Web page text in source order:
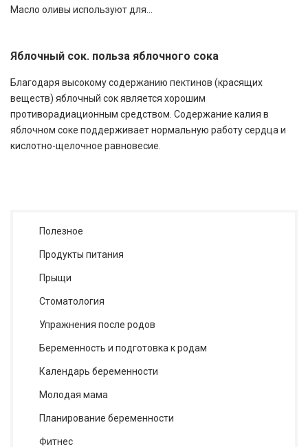
Масло оливы используют для...
Яблочный сок. польза яблочного сока
Благодаря высокому содержанию пектинов (красящих
веществ) яблочный сок является хорошим
противорадиационным средством. Содержание калия в
яблочном соке поддерживает нормальную работу сердца и
кислотно-щелочное равновесие.
Полезное
Продукты питания
Прыщи
Стоматология
Упражнения после родов
Беременность и подготовка к родам
Календарь беременности
Молодая мама
Планирование беременности
Фитнес